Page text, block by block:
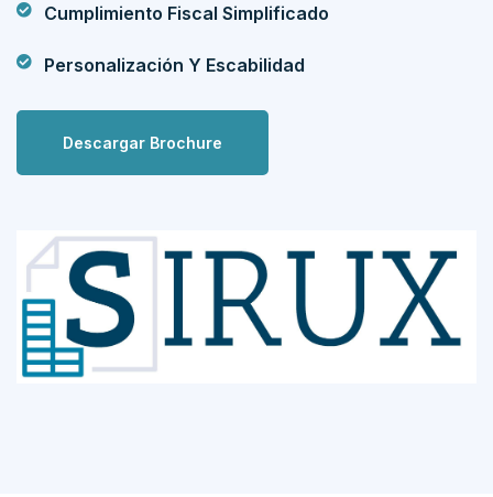
Cumplimiento Fiscal Simplificado
Personalización Y Escabilidad
Descargar Brochure